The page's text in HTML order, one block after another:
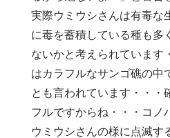
実際ウミウシさんは有毒な
に毒を蓄積している種も多
ないかと考えられています
はカラフルなサンゴ礁の中
とも言われています・・・
フルですからね・・・コノ
ウミウシさんの様に点滅す